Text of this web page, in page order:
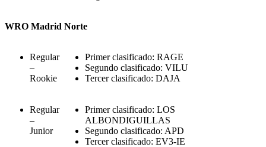
WRO Madrid Norte
Regular
–
Rookie
Primer clasificado: RAGE
Segundo clasificado: VILU
Tercer clasificado: DAJA
Regular
–
Junior
Primer clasificado: LOS
ALBONDIGUILLAS
Segundo clasificado: APD
Tercer clasificado: EV3-IE